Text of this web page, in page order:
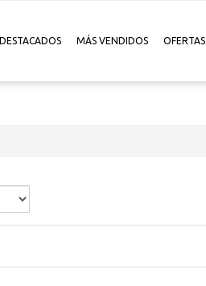
DESTACADOS MÁS VENDIDOS OFERTAS